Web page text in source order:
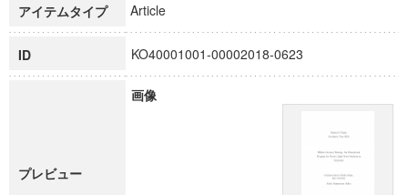
博士課程教育リーディングプログラム「超成熟社会発展のサ
アイテムタイプ Article
ID KO40001001-00002018-0623
プレビュー
画像